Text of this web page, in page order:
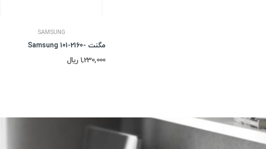
SAMSUNG
مگنت -2160-Samsung 101
1,230,000 ریال